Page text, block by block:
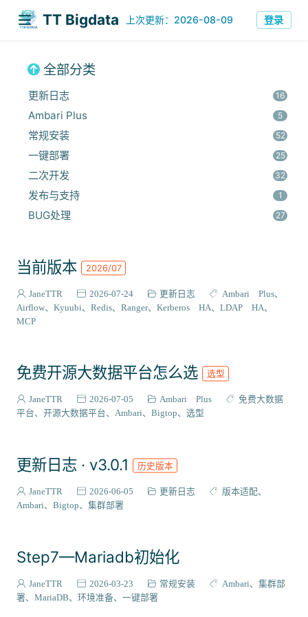
TT Bigdata 上次更新：2026-08-09 登录
全部分类
更新日志
16
Ambari Plus 5
常规安装 52
一键部署 25
二次开发 32
发布与支持 1
BUG处理 27
组件安装
报错解决 68
VIEW插件
成神之路
集成案例 31
核心代码
当前版本 2026/07
JaneTTR 2026-07-24 更新日志
Ambari Plus
Airflow
Kyuubi Redis Ranger Kerberos HA
LDAP HA
MCP
免费开源大数据平台怎么选 选型
JaneTTR 2026-07-05 Ambari Plus
免费大数据
平台
开源大数据平台 Ambari Bigtop 选型
更新日志 · v3.0.1 历史版本
JaneTTR 2026-06-05 更新日志
版本适配
Ambari
Bigtop 集群部署
Step7—Mariadb初始化
JaneTTR 2026-03-23 常规安装 Ambari
集群部
署
MariaDB 环境准备 一键部署